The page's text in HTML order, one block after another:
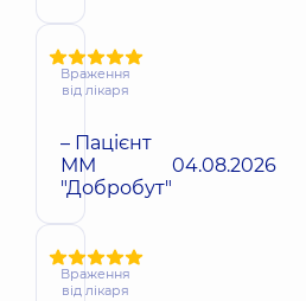
Враження
від лікаря
– Пацієнт
ММ
"Добробут"
04.08.2026
Враження
від лікаря